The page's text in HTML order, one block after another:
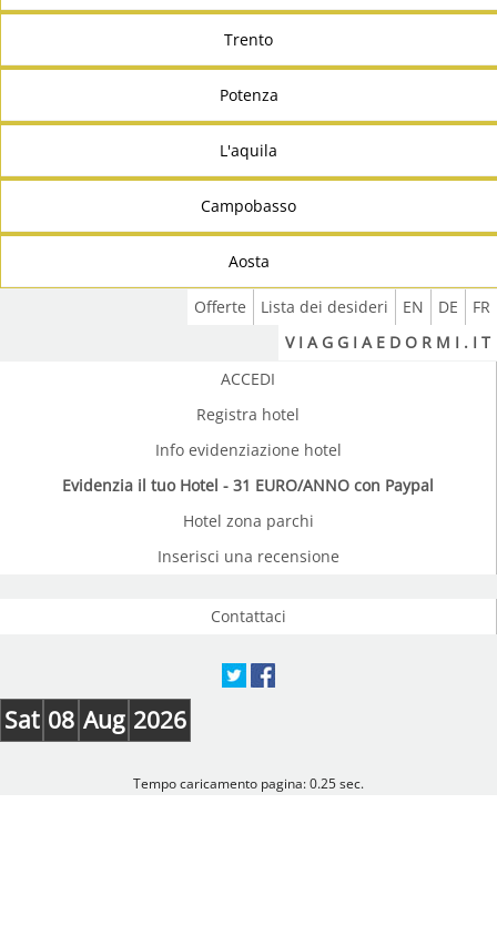
Trento
Potenza
L'aquila
Campobasso
Aosta
FR
DE
EN
Lista dei desideri
Offerte
V I A G G I A E D O R M I . I T
ACCEDI
Registra hotel
Info evidenziazione hotel
Evidenzia il tuo Hotel - 31 EURO/ANNO con Paypal
Hotel zona parchi
Inserisci una recensione
Contattaci
Sat 08 Aug 2026
Tempo caricamento pagina: 0.25 sec.